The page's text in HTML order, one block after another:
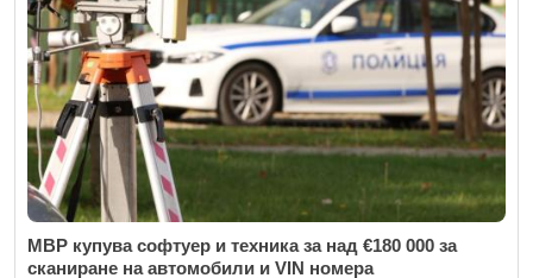
МВР купува софтуер и техника за над €180 000 за
сканиране на автомобили и VIN номера